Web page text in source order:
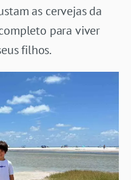
as cervejas da
para viver
filhos.